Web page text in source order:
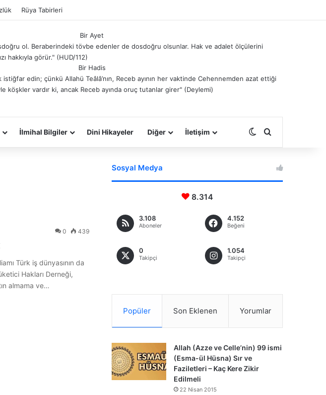
Rüya Tabirleri
Bir Ayet
ol. Beraberindeki tövbe edenler de dosdoğru olsunlar. Hak ve adalet ölçülerini
hakkıyla görür." (HUD/112)
Bir Hadis
istiğfar edin; çünkü Allahü Teâlâ’nın, Receb ayının her vaktinde Cehennemden azat ettiği
köşkler vardır ki, ancak Receb ayında oruç tutanlar girer" (Deylemi)
İlmihal Bilgiler Dini Hikayeler Diğer İletişim Dış görünümü
0 439
Türk iş dünyasının da
Hakları Derneği,
almama ve…
Sosyal Medya
8.314
3.108
Aboneler
4.152
Beğeni
0
Takipçi
1.054
Takipçi
Popüler Son Eklenen Yorumlar
Allah (Azze ve Celle’nin) 99 ismi
(Esma-ül Hüsna) Sır ve
Faziletleri – Kaç Kere Zikir
Edilmeli
22 Nisan 2015